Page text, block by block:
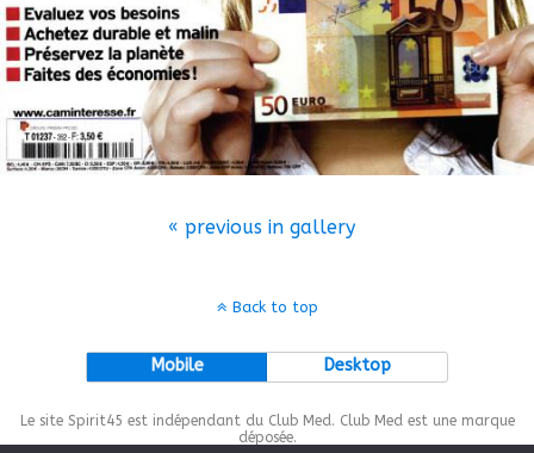
« previous in gallery
Back to top
Mobile Desktop
Le site Spirit45 est indépendant du Club Med. Club Med est une marque
déposée.